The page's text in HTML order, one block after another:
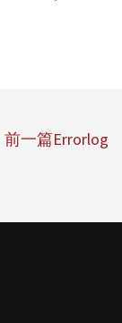
前一篇Errorlog